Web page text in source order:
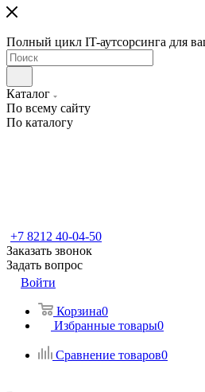
Полный цикл IT-аутсорсинга для
Каталог
По всему сайту
По каталогу
+7 8212 40-04-50
Заказать звонок
Задать вопрос
Войти
Корзина0
Избранные товары0
Сравнение товаров0